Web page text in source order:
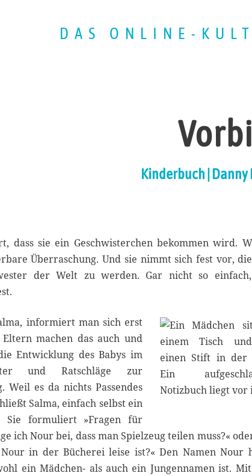
DAS ONLINE-
Kinderbuch | Danny
dass sie ein Geschwisterchen bekommen wird.
Überraschung. Und sie nimmt sich fest vor,
der Welt zu werden. Gar nicht so
informiert man sich erst
machen das auch und
Entwicklung des Babys im
und Ratschläge zur
Weil es da nichts Passendes
Salma, einfach selbst ein
Sie formuliert »Fragen für
ich Nour bei, dass man Spielzeug teilen muss?«
in der Bücherei leise ist?« Den Namen Nour
ein Mädchen- als auch ein Jungennamen ist.